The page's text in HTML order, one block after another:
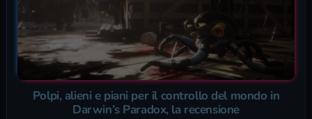
Polpi, alieni e piani per il controllo del mondo in
Darwin’s Paradox, la recensione